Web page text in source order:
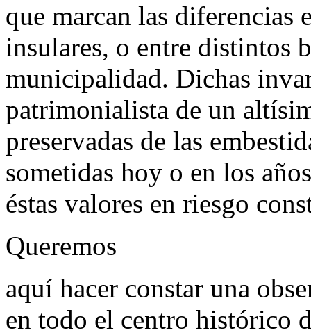
que marcan las diferencias
insulares, o entre distintos
municipalidad. Dichas
patrimonialista de un
preservadas de las
sometidas hoy o en los
éstas valores en riesgo
Queremos
aquí hacer constar una
en todo el centro histórico